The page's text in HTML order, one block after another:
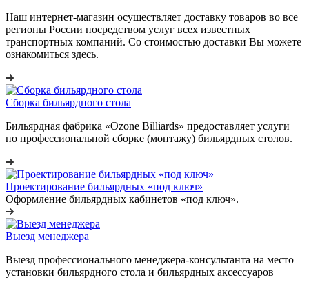
Наш интернет-магазин осуществляет доставку товаров во все
регионы России посредством услуг всех известных
транспортных компаний. Со стоимостью доставки Вы можете
ознакомиться здесь.
Сборка бильярдного стола
Бильярдная фабрика «Ozone Billiards» предоставляет услуги
по профессиональной сборке (монтажу) бильярдных столов.
Проектирование бильярдных «под ключ»
Оформление бильярдных кабинетов «под ключ».
Выезд менеджера
Выезд профессионального менеджера-консультанта на место
установки бильярдного стола и бильярдных аксессуаров